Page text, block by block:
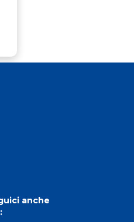
anche